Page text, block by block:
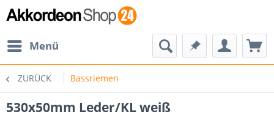
Menü
ZURÜCK Bassriemen
530x50mm Leder/KL weiß